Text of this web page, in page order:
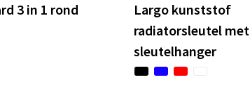
3 in 1 rond
Largo kunststof
radiatorsleutel met
sleutelhanger